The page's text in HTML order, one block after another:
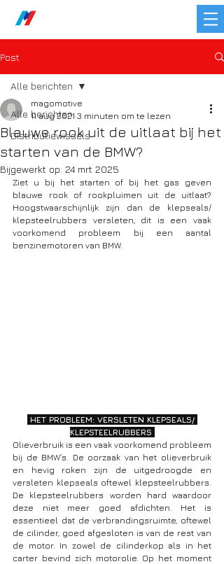
Post
Alle berichten
Distributiewissels
Alle berichten
Blauwe rook uit de uitlaat bij het
starten van de BMW?
magomotive
11 aug 2021 3 minuten om te lezen
Bijgewerkt op: 24 mrt 2025
Ziet u bij het starten of bij het gas geven
blauwe rook of rookpluimen uit de uitlaat?
Hoogstwaarschijnlijk zijn dan de klepseals/
klepsteelrubbers versleten, dit is een vaak
voorkomend probleem bij een aantal
benzinemotoren van BMW.
KLEPSTEELRUBBERS
Olieverbruik is een vaak voorkomend probleem
bij de BMW’s. De oorzaak van het olieverbruik
en hevig roken zijn de uitgedroogde en
versleten klepseals oftewel klepsteelrubbers.
De klepsteelrubbers worden hard waardoor
deze niet meer goed afdichten. Het is
essentieel dat de verbrandingsruimte, oftewel
de cilinder, goed afgesloten is van de rest van
de motor. In zowel de cilinderkop als in het
carter bevind zich motorolie. Op het moment